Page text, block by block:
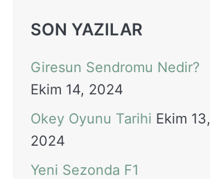
SON YAZILAR
Giresun Sendromu Nedir?
Ekim 14, 2024
Okey Oyunu Tarihi Ekim 13,
2024
Yeni Sezonda F1